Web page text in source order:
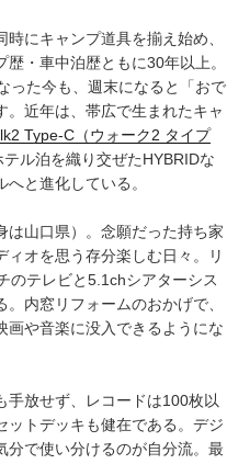
にキャンプ道具を揃え始め、
・車中泊歴ともに30年以上。
った今も、週末になると「おで
。近年は、帯広で生まれたキャ
Type‑C（ウォーク2 タイプ
テル泊を織り交ぜたHYBRIDな
と進化している。
は山口県）。念願だった持ち家
ィオを思う存分楽しむ日々。リ
のテレビと5.1chシアターシス
。内窓リフォームのおかげで、
画や音楽に没入できるようにな
手放せず、レコードは100枚以
ットデッキも健在である。デジ
分で使い分けるのが自分流。最